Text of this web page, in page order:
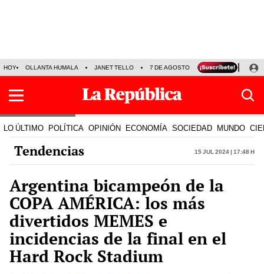
HOY OLLANTA HUMALA JANET TELLO 7 DE AGOSTO TINKA RESULTADOS
LO ÚLTIMO POLÍTICA OPINIÓN ECONOMÍA SOCIEDAD MUNDO
Tendencias 15 Jul 2024 | 17:48 h
Argentina bicampeón de la
COPA AMÉRICA: los más
divertidos MEMES e
incidencias de la final en el
Hard Rock Stadium